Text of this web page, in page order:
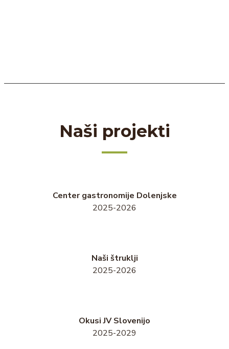
Naši projekti
Center gastronomije Dolenjske
2025-2026
Naši štruklji
2025-2026
Okusi JV Slovenijo
2025-2029